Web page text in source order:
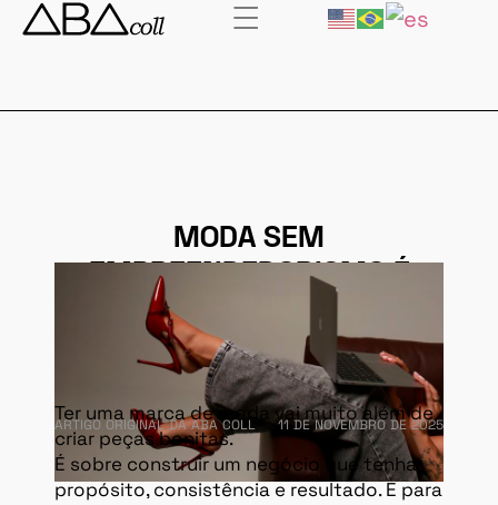
MODA SEM
EMPREENDEDORISMO É
ARTIGO ORIGINAL DA ABA COLL 11 DE NOVEMBRO DE 2025
Ter uma marca de moda vai muito além de
criar peças bonitas.
É sobre construir um negócio que tenha
propósito, consistência e resultado. E para